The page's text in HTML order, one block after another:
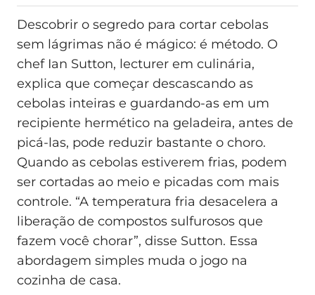
Descobrir o segredo para cortar cebolas
sem lágrimas não é mágico: é método. O
chef Ian Sutton, lecturer em culinária,
explica que começar descascando as
cebolas inteiras e guardando-as em um
recipiente hermético na geladeira, antes de
picá-las, pode reduzir bastante o choro.
Quando as cebolas estiverem frias, podem
ser cortadas ao meio e picadas com mais
controle. “A temperatura fria desacelera a
liberação de compostos sulfurosos que
fazem você chorar”, disse Sutton. Essa
abordagem simples muda o jogo na
cozinha de casa.